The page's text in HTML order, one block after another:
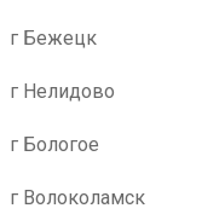
г Бежецк
г Нелидово
г Бологое
г Волоколамск